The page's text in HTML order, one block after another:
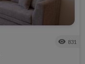
visibility 831